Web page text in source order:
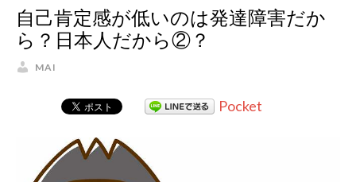
自己肯定感が低いのは発達障害だか
ら？日本人だから②？
MAI
Pocket